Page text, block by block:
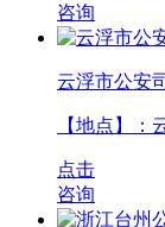
咨询
云浮市公安
【地点】：
点击
咨询